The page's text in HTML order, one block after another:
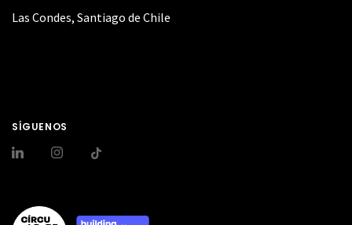
Las Condes, Santiago de Chile
SÍGUENOS